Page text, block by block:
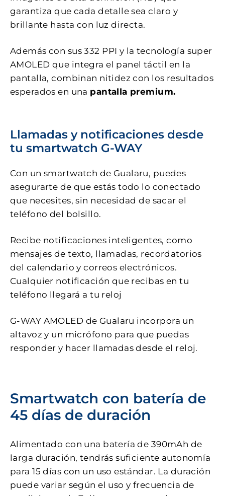
garantiza que cada detalle sea claro y
brillante hasta con luz directa.
Además con sus 332 PPI y la tecnología super
AMOLED que integra el panel táctil en la
pantalla, combinan nitidez con los resultados
esperados en una pantalla premium.
Llamadas y notificaciones desde
tu smartwatch G-WAY
Con un smartwatch de Gualaru, puedes
asegurarte de que estás todo lo conectado
que necesites, sin necesidad de sacar el
teléfono del bolsillo.
Recibe notificaciones inteligentes, como
mensajes de texto, llamadas, recordatorios
del calendario y correos electrónicos.
Cualquier notificación que recibas en tu
teléfono llegará a tu reloj
G-WAY AMOLED de Gualaru incorpora un
altavoz y un micrófono para que puedas
responder y hacer llamadas desde el reloj.
Smartwatch con batería de
45 días de duración
Alimentado con una batería de 390mAh de
larga duración, tendrás suficiente autonomía
para 15 días con un uso estándar. La duración
puede variar según el uso y frecuencia de